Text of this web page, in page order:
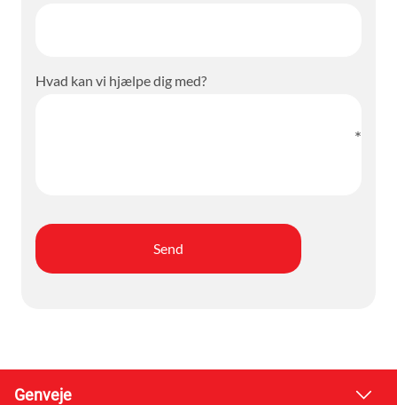
Hvad kan vi hjælpe dig med?
Genveje